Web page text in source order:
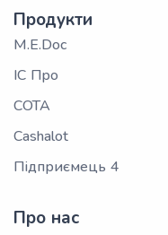
Продукти
M.E.Doc
ІС Про
СОТА
Cashalot
Підприємець 4
Про нас